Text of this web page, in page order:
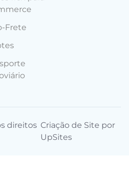
Frete
direitos Criação de Site por
UpSites